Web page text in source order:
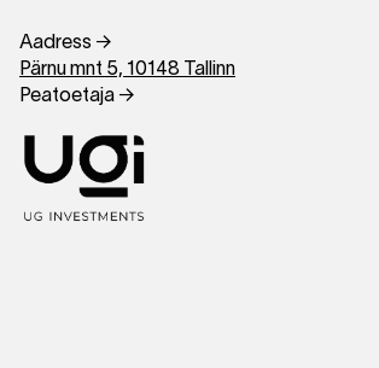
Aadress →
Pärnu mnt 5, 10148 Tallinn
Peatoetaja →